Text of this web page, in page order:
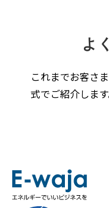
よ
これまでお客さ
式でご紹介します